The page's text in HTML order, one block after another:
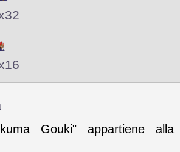
Gouki" appartiene alla